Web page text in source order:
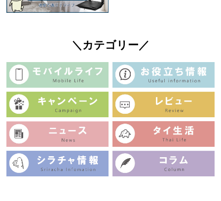
＼カテゴリー／